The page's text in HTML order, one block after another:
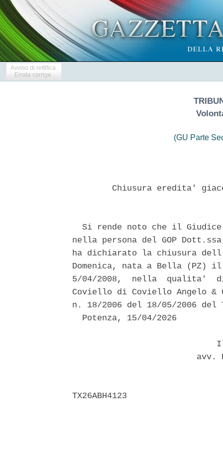
Avviso di rettifica
Errata corrige
(GU Parte
Chiusura eredita'
Si rende noto che il
nella persona del GOP
ha dichiarato la chiusura
Domenica, nata a Bella (PZ)
5/04/2008,  nella  qualita'
Coviello di Coviello Angelo
n. 18/2006 del 18/05/2006
  Potenza, 15/04/2026